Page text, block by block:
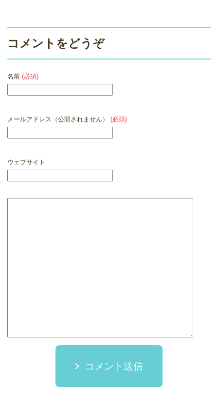
コメントをどうぞ
名前 (必須)
メールアドレス（公開されません） (必須)
ウェブサイト
コメント送信